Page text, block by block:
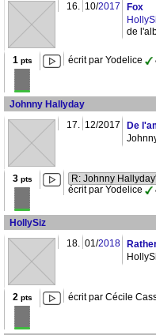
16. 10/2017
Fox
de
1 pts écrit par Yodelice
Johnny Hallyday
17. 12/2017
De
3pts
R: Johnny
écrit par Yodelice
HollySiz
18. 01/2018
2 pts écrit par Cécile